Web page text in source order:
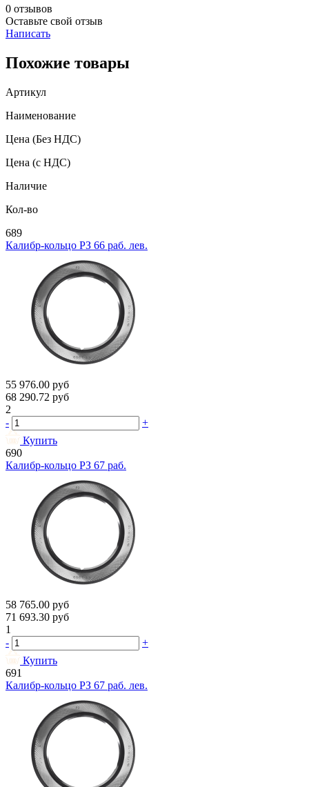
0 отзывов
Оставьте свой отзыв
Написать
Похожие товары
Артикул
Наименование
Цена (Без НДС)
Цена (с НДС)
Наличие
Кол-во
689
Калибр-кольцо РЗ 66 раб. лев.
55 976.00 руб
68 290.72 руб
2
-
+
Купить
690
Калибр-кольцо РЗ 67 раб.
58 765.00 руб
71 693.30 руб
1
-
+
Купить
691
Калибр-кольцо РЗ 67 раб. лев.